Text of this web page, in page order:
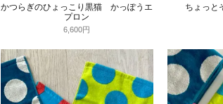
かつらぎのひょっこり黒猫 かっぽうエ
プロン
6,600円
ちょっと